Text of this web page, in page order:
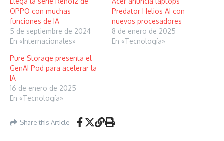
OPPO con muchas
funciones de IA
5 de septiembre de 2024
En «Internacionales»
Predator Helios AI con
nuevos procesadores
8 de enero de 2025
En «Tecnología»
Pure Storage presenta el
GenAI Pod para acelerar la
IA
16 de enero de 2025
En «Tecnología»
Share this Article